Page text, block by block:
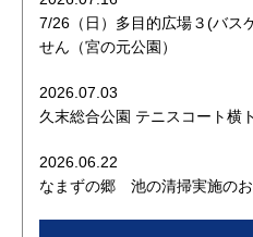
7/26（日）多目的広場３(バス
せん（宮の元公園）
2026.07.03
久末総合公園 テニスコート横
2026.06.22
なまずの郷 池の清掃実施のお